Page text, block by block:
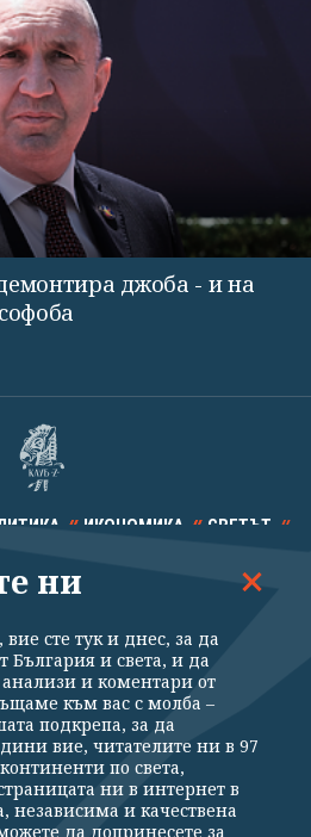
джоба - и на
ИКОНОМИКА СВЕТЪТ
ТЕХНОЛОГИИ КАЛЕЙДОСКОП
Политика за поверителност
Контакти
За Клуб Z
Подкрепете ни
ни
сте тук и днес, за да
България и света, и да
и коментари от
към вас с молба –
подкрепа, за да
вие, читателите ни в 97
по света,
ни в интернет в
независима и качествена
да допринесете за